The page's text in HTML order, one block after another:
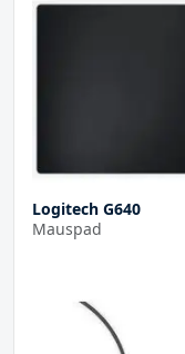
Logitech G640
Mauspad